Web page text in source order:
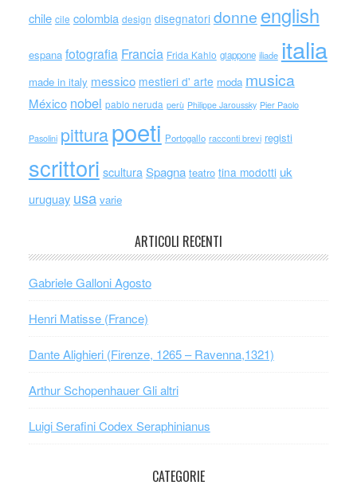
chile cile colombia design disegnatori donne english
espana fotografia Francia Frida Kahlo giappone iliade italia
made in italy messico mestieri d' arte moda musica
México nobel pablo neruda perù Philippe Jaroussky Pier Paolo
Pasolini pitturapoeti Portogallo racconti brevi registi
scrittori sculturaSpagna teatro tina modotti uk
uruguay usa varie
ARTICOLI RECENTI
Gabriele Galloni Agosto
Henri Matisse (France)
Dante Alighieri (Firenze, 1265 – Ravenna,1321)
Arthur Schopenhauer Gli altri
Luigi Serafini Codex Seraphinianus
CATEGORIE